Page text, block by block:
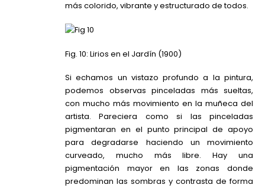
más colorido, vibrante y estructurado de todos.
Fig. 10: Lirios en el Jardín (1900)
Si echamos un vistazo profundo a la pintura,
podemos observas pinceladas más sueltas,
con mucho más movimiento en la muñeca del
artista. Pareciera como si las pinceladas
pigmentaran en el punto principal de apoyo
para degradarse haciendo un movimiento
curveado, mucho más libre. Hay una
pigmentación mayor en las zonas donde
predominan las sombras y contrasta de forma